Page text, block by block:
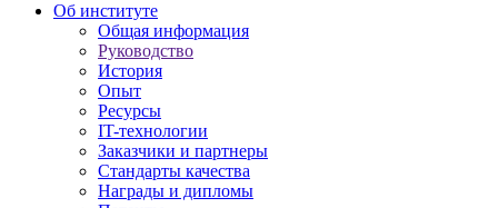
Об институте
Общая информация
Руководство
История
Опыт
Ресурсы
IT-технологии
Заказчики и партнеры
Стандарты качества
Награды и дипломы